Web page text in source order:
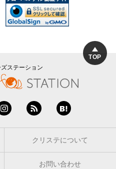
TOP
ステーション
クリステについて
お問い合わせ